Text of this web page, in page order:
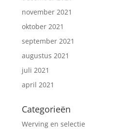
november 2021
oktober 2021
september 2021
augustus 2021
juli 2021
april 2021
Categorieën
Werving en selectie